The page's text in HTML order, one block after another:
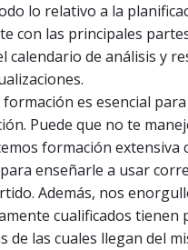
lo relativo a la
con las principales
de análisis y
formación es esencial
Puede que no te
formación extensiva
enseñarle a usar
Además, nos
cualificados tienen
de las cuales llegan del